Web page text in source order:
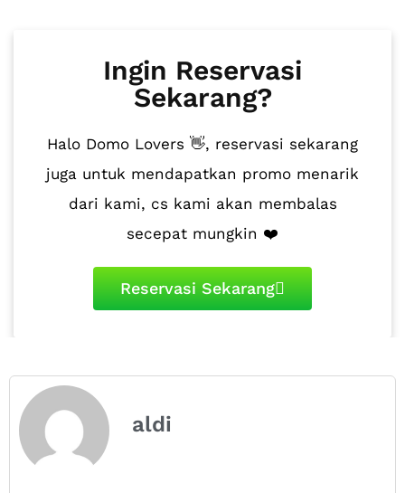
Ingin Reservasi
Sekarang?
Halo Domo Lovers 👋, reservasi sekarang
juga untuk mendapatkan promo menarik
dari kami, cs kami akan membalas
secepat mungkin ❤️
Reservasi Sekarang
aldi